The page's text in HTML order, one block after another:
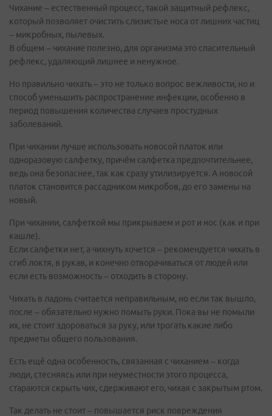
Чихание – естественный процесс, такой защитный рефлекс,
который позволяет очистить слизистые носа от лишних частиц
– микробных, пылевых.
В общем – чихание полезно, для организма это спасительный
рефлекс, удаляющий лишнее и ненужное.
Но правильно чихать – это не только вопрос вежливости, но и
способ уменьшить распространение инфекции, особенно в
период повышения количества случаев простудных
заболеваний.
При чихании лучше использовать новосой платок или
одноразовую салфетку, причём салфетка предпочтительнее,
ведь она безопаснее, так как сразу утилизируется. А новосой
платок становится рассадником микробов, до его замены на
новый.
При чихании, салфеткой мы прикрываем и рот и нос (как и при
кашле).
Если салфетки нет, а чихнуть хочется – рекомендуется чихать в
сгиб локтя, в рукав, и конечно отворачиваться от людей или
если есть возможность – отходить в сторону.
Чихать в ладонь считается неправильным, но если так вышло,
после – обязательно нужно помыть руки. Пока вы не помыли
их, не стоит здороваться за руку, или трогать какие либо
предметы общего пользования.
Есть ещё одна особенность, связанная с чиханием – когда
люди, стесняясь или при неуместности этого процесса,
стараются скрыть чих, сдерживают его, чихая с закрытым ртом.
Так делать не стоит – повышается риск повреждения